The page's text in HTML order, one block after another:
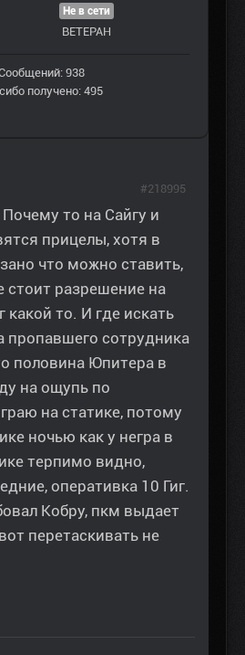
Не в сети
ВЕТЕРАН
938
получено: 495
то на Сайгу и
прицелы, хотя в
что можно ставить,
стоит разрешение на
какой то. И где искать
пропавшего сотрудника
половина Юпитера в
на ощупь по
на статике, потому
ночью как у негра в
терпимо видно,
оперативка 10 Гиг.
Кобру, пкм выдает
перетаскивать не
#218995